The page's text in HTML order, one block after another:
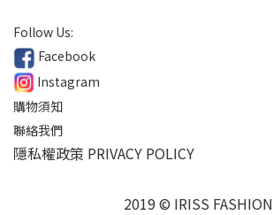
Follow Us:
Facebook
Instagram
購物須知
聯絡我們
隱私權政策 PRIVACY POLICY
2019 © IRISS FASHION